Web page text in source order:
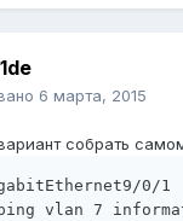
6 марта, 2015
собрать
0/1
vlan 7